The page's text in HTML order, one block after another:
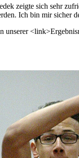
zeigte sich sehr
Ich bin mir sicher
unserer